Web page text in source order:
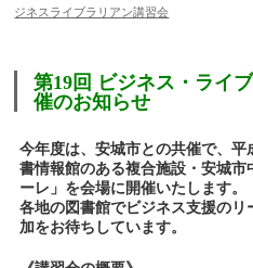
ジネスライブラリアン講習会
第19回 ビジネス・ライ
催のお知らせ
今年度は、安城市との共催で、
書情報館のある複合施設・安城
ーレ」を会場に開催いたします。
各地の図書館でビジネス支援の
加をお待ちしています。